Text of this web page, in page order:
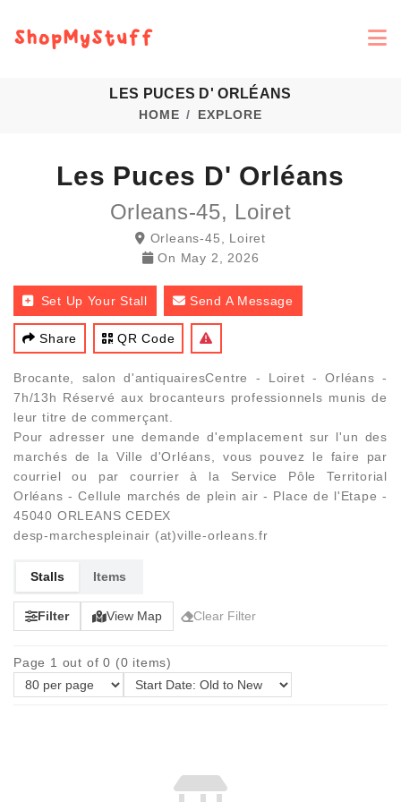
LES PUCES D' ORLÉANS
HOME EXPLORE
Les Puces D' Orléans
Orleans-45, Loiret
Orleans-45, Loiret
On May 2, 2026
Set Up Your Stall Send A Message
Share QR Code
Brocante, salon d'antiquairesCentre - Loiret - Orléans -
7h/13h Réservé aux brocanteurs professionnels munis de
leur titre de commerçant.
Pour adresser une demande d'emplacement sur l'un des
marchés de la Ville d'Orléans, vous pouvez le faire par
courriel ou par courrier à la Service Pôle Territorial
Orléans - Cellule marchés de plein air - Place de l'Etape -
45040 ORLEANS CEDEX
desp-marchespleinair (at)ville-orleans.fr
Stalls Items
Filter View Map Clear Filter
Page 1 out of 0 (0 items)